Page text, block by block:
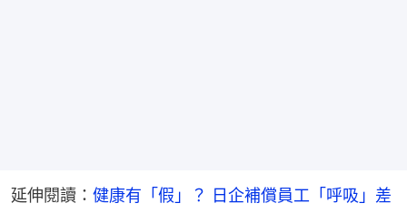
延伸閱讀： 健康有「假」？ 日企補償員工「呼吸」差